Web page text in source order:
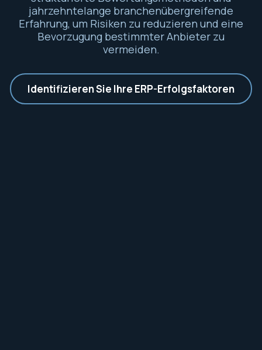
jahrzehntelange branchenübergreifende
Erfahrung, um Risiken zu reduzieren und eine
Bevorzugung bestimmter Anbieter zu
vermeiden.
Identifizieren Sie Ihre ERP-Erfolgsfaktoren